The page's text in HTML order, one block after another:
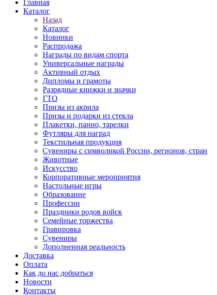
Главная
Каталог
Назад
Каталог
Новинки
Распродажа
Награды по видам спорта
Универсальные награды
Активный отдых
Дипломы и грамоты
Разрядные книжки и значки
ГТО
Призы из акрила
Призы и подарки из стекла
Плакетки, панно, тарелки
Футляры для наград
Текстильная продукция
Сувениры с символикой России, регионов, стран
Животные
Искусство
Корпоративные мероприятия
Настольные игры
Образование
Профессии
Праздники родов войск
Семейные торжества
Гравировка
Сувениры
Дополненная реальность
Доставка
Оплата
Как до нас добраться
Новости
Контакты